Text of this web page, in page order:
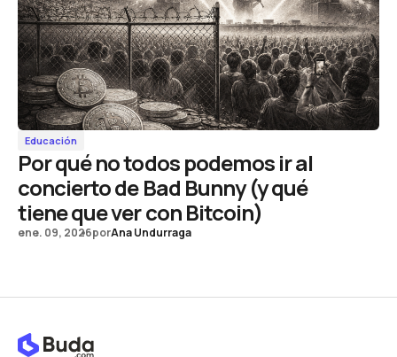
Educación
Por qué no todos podemos ir al
concierto de Bad Bunny (y qué
tiene que ver con Bitcoin)
ene. 09, 2026porAna Undurraga